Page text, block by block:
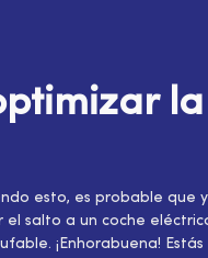
la
esto, es probable que
el salto a un coche
¡Enhorabuena!